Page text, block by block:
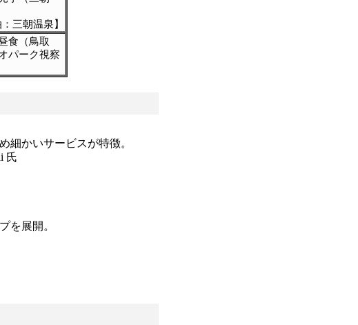
：三朝温泉】
食（鳥取
パーク視察
細かいサービスが特徴。
氏
を展開。